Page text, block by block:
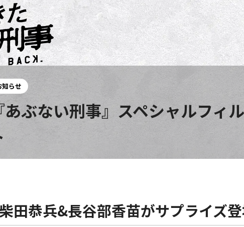
知らせ
あぶない刑事』スペシャルフィ
田恭兵&長谷部香苗がサプライズ登